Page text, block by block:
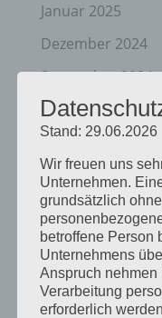
Januar 2025
Dezember 2024
September 2024
August 2024
April 2024
März 2024
Januar 2024
Dezember 2023
November 2023
Oktober 2023
Stand: 29.06.2026
Wir freuen uns
Unternehmen.
grundsätzlich
betroffene Person
Unternehmens
Anspruch nehmen
Verarbeitung
erforderlich